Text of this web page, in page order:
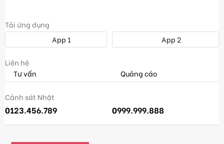
Tải ứng dụng
App 1
App 2
Liên hệ
Tư vấn
Quảng cáo
Cảnh sát Nhật
0123.456.789 0999.999.888